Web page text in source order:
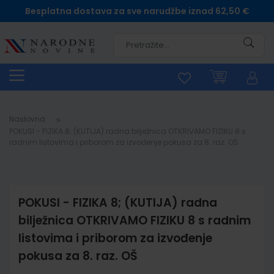
Besplatna dostava za sve narudžbe iznad 62,50 €
Naslovna
POKUSI - FIZIKA 8; (KUTIJA) radna
bilježnica OTKRIVAMO FIZIKU 8 s radnim
listovima i priborom za izvođenje
pokusa za 8. raz. OŠ